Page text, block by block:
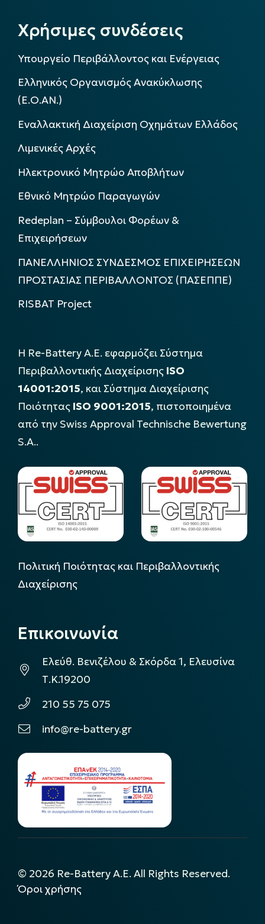
Χρήσιμες συνδέσεις
Υπουργείο Περιβάλλοντος και Ενέργειας
Ελληνικός Οργανισμός Ανακύκλωσης
(Ε.Ο.ΑΝ.)
Εναλλακτική Διαχείριση Οχημάτων Ελλάδος
Λιμενικές Αρχές
Ηλεκτρονικό Μητρώο Αποβλήτων
Εθνικό Μητρώο Παραγωγών
Redeplan – Σύμβουλοι Φορέων &
Επιχειρήσεων
ΠΑΝΕΛΛΗΝΙΟΣ ΣΥΝΔΕΣΜΟΣ ΕΠΙΧΕΙΡΗΣΕΩΝ
ΠΡΟΣΤΑΣΙΑΣ ΠΕΡΙΒΑΛΛΟΝΤΟΣ (ΠΑΣΕΠΠΕ)
RISBAT Project
Η Re-Battery Α.Ε. εφαρμόζει Σύστημα
Περιβαλλοντικής Διαχείρισης ISO
14001:2015, και Σύστημα Διαχείρισης
Ποιότητας ISO 9001:2015, πιστοποιημένα
από την Swiss Approval Technische Bewertung
S.A..
Πολιτική Ποιότητας και Περιβαλλοντικής
Διαχείρισης
Επικοινωνία
Ελεύθ. Βενιζέλου & Σκόρδα 1, Ελευσίνα
Τ.Κ.19200
210 55 75 075
info@re-battery.gr
© 2026 Re-Battery A.E. All Rights Reserved.
Όροι χρήσης